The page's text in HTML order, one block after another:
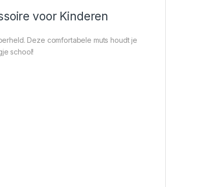
voor Kinderen
Deze comfortabele muts houdt je
school!